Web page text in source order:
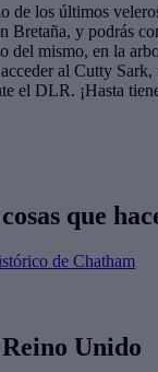
de los últimos
Bretaña, y podrás
del mismo, en la
al Cutty Sark,
el DLR. ¡Hasta
que
de Chatham
Unido